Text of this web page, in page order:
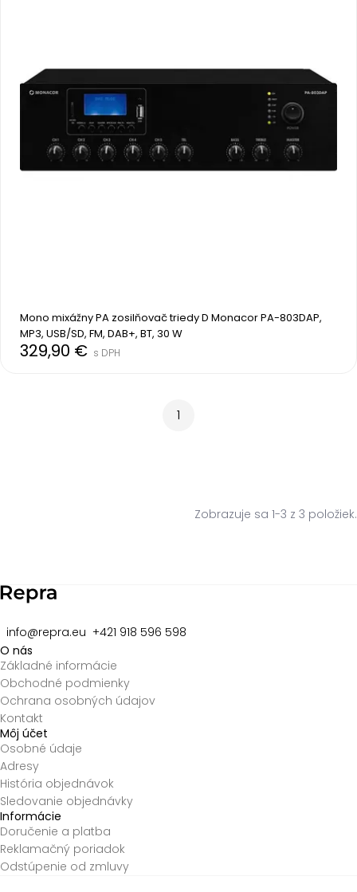
Mono mixážny PA zosilňovač triedy D Monacor PA-803DAP,
MP3, USB/SD, FM, DAB+, BT, 30 W
329,90 € s DPH
1
Zobrazuje sa 1-3 z 3 položiek.
info@repra.eu +421 918 596 598
O nás
Základné informácie
Obchodné podmienky
Ochrana osobných údajov
Kontakt
Môj účet
Osobné údaje
Adresy
História objednávok
Sledovanie objednávky
Informácie
Doručenie a platba
Reklamačný poriadok
Odstúpenie od zmluvy